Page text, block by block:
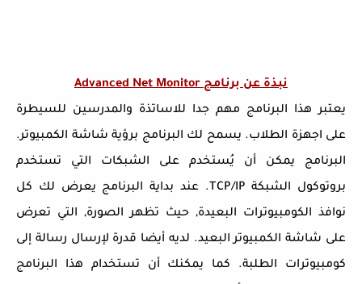
نبذة عن برنامج Advanced Net Monitor
يعتبر هذا البرنامج مهم جدا للاساتذة والمدرسين للسيطرة
على اجهزة الطلاب. يسمح لك البرنامج برؤية شاشة الكمبيوتر.
البرنامج يمكن أن يُستخدم على الشبكات التي تستخدم
بروتوكول الشبكة TCP/IP. عند بداية البرنامج يعرض لك كل
نوافذ الكومبيوترات البعيدة, حيث تظهر الصورة, التي تعرض
على شاشة الكمبيوتر البعيد. لديه أيضا قدرة لإرسال رسالة إلى
كومبيوترات الطلبة. كما يمكنك أن تستخدام هذا البرنامج